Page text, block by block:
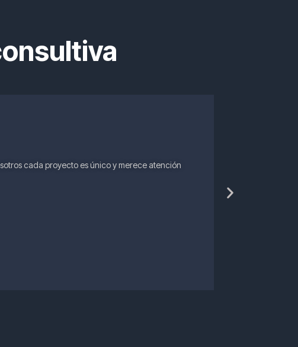
cada proyecto es único y merece atención